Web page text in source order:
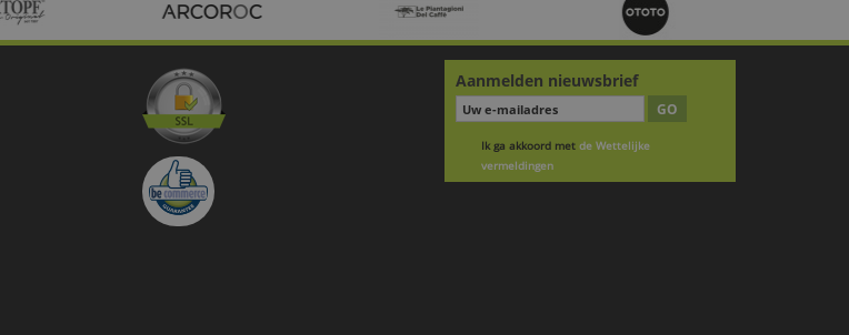
Aanmelden nieuwsbrief
GO
Ik ga akkoord met de Wettelijke
vermeldingen